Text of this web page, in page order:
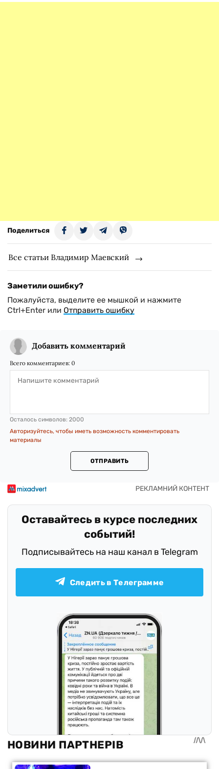
Поделиться
Все статьи Владимир Маевский
Заметили ошибку?
Пожалуйста, выделите ее мышкой и нажмите
Ctrl+Enter или Отправить ошибку
Добавить комментарий
Всего комментариев: 0
Осталось символов: 2000
Авторизуйтесь, чтобы иметь возможность комментировать
материалы
ОТПРАВИТЬ
Оставайтесь в курсе последних
событий!
Подписывайтесь на наш канал в Telegram
Следить в Телеграмме